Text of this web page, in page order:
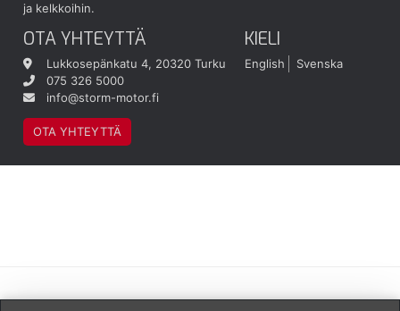
ja kelkkoihin.
OTA YHTEYTTÄ
Lukkosepänkatu 4, 20320 Turku
075 326 5000
info@storm-motor.fi
OTA YHTEYTTÄ
KIELI
English Svenska